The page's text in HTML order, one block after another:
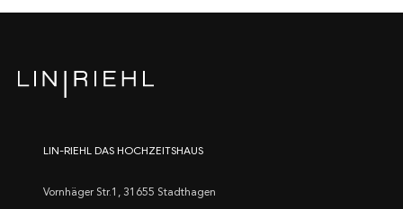
LIN-RIEHL DAS HOCHZEITSHAUS
Vornhäger Str.1, 31655 Stadthagen